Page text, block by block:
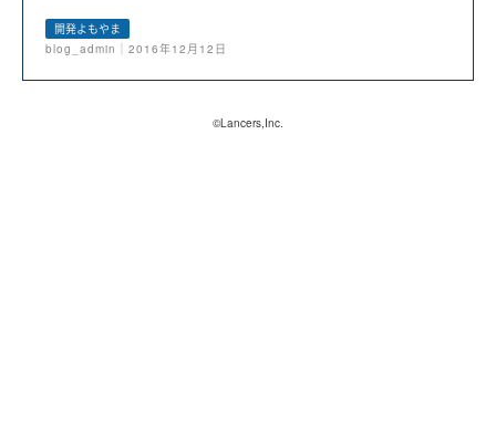
開発よもやま
blog_admin｜2016年12月12日
©Lancers,Inc.